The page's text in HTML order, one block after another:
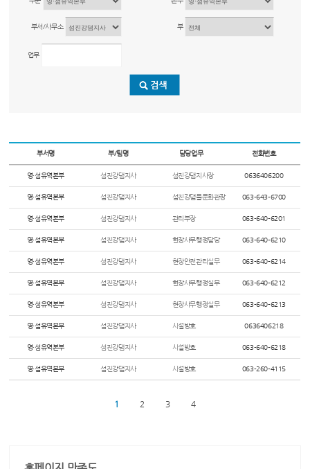
부서/사무소 부
업무
부서명 부/팀명 담당업무 전화번호
영·섬유역본부 섬진강댐지사 섬진강댐지사장 0636406200
영·섬유역본부 섬진강댐지사 섬진강댐물문화관장 063-643-6700
영·섬유역본부 섬진강댐지사 관리부장 063-640-6201
영·섬유역본부 섬진강댐지사 현장사무행정담당 063-640-6210
영·섬유역본부 섬진강댐지사 현장안전관리실무 063-640-6214
영·섬유역본부 섬진강댐지사 현장사무행정실무 063-640-6212
영·섬유역본부 섬진강댐지사 현장사무행정실무 063-640-6213
영·섬유역본부 섬진강댐지사 시설방호 0636406218
영·섬유역본부 섬진강댐지사 시설방호 063-640-6218
영·섬유역본부 섬진강댐지사 시설방호 063-260-4115
1 2 3 4